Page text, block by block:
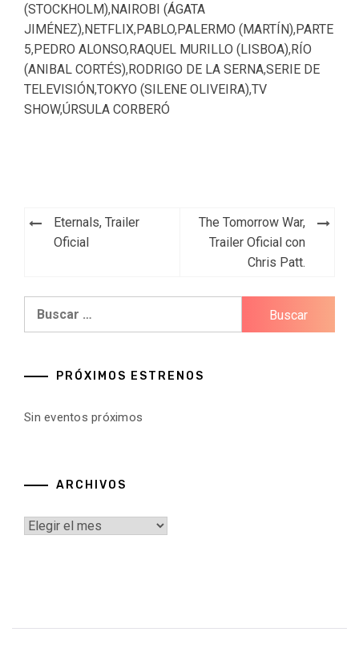
(STOCKHOLM),NAIROBI (ÁGATA
JIMÉNEZ),NETFLIX,PABLO,PALERMO (MARTÍN),PARTE
5,PEDRO ALONSO,RAQUEL MURILLO (LISBOA),RÍO
(ANIBAL CORTÉS),RODRIGO DE LA SERNA,SERIE DE
TELEVISIÓN,TOKYO (SILENE OLIVEIRA),TV
SHOW,ÚRSULA CORBERÓ
Navegación
Eternals, Trailer
Oficial
The Tomorrow War,
Trailer Oficial con
Chris Patt.
PRÓXIMOS ESTRENOS
Sin eventos próximos
ARCHIVOS
Archivos